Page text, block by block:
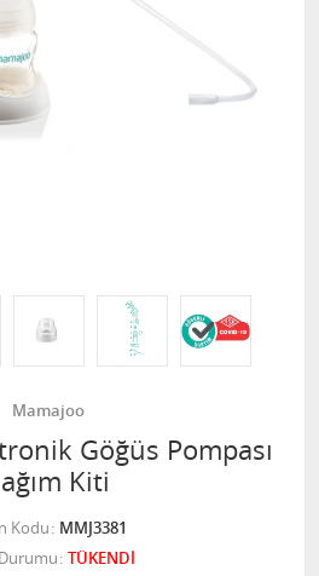
Mamajoo
Göğüs Pompası
Kiti
Kodu MMJ3381
TÜKENDİ